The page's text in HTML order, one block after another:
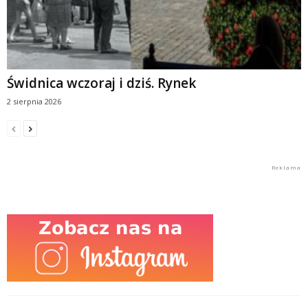
Świdnica wczoraj i dziś. Rynek
2 sierpnia 2026